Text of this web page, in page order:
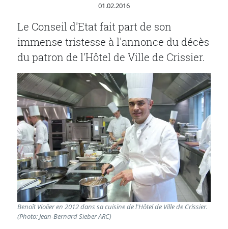
Publié le
01.02.2016
Le Conseil d'Etat fait part de son
immense tristesse à l'annonce du décès
du patron de l'Hôtel de Ville de Crissier.
Benoît Violier en 2012 dans sa cuisine de l'Hôtel de Ville de Crissier.
(Photo: Jean-Bernard Sieber ARC)